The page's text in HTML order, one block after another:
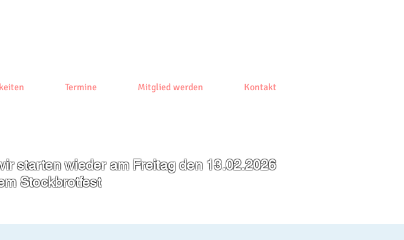
Termine Mitglied werden Kontakt
starten wieder am Freitag den 13.02.2026
Stockbrotfest